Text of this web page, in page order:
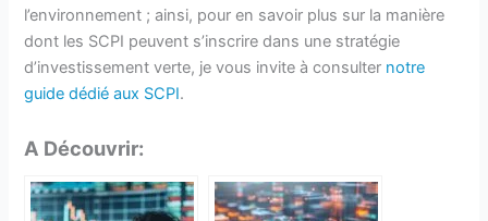
l’environnement ; ainsi, pour en savoir plus sur la manière
dont les SCPI peuvent s’inscrire dans une stratégie
d’investissement verte, je vous invite à consulter notre
guide dédié aux SCPI.
A Découvrir: